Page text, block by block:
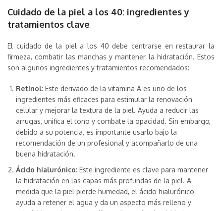
Cuidado de la piel a los 40: ingredientes y
tratamientos clave
El cuidado de la piel a los 40 debe centrarse en restaurar la
firmeza, combatir las manchas y mantener la hidratación. Estos
son algunos ingredientes y tratamientos recomendados:
Retinol: Este derivado de la vitamina A es uno de los
ingredientes más eficaces para estimular la renovación
celular y mejorar la textura de la piel. Ayuda a reducir las
arrugas, unifica el tono y combate la opacidad. Sin embargo,
debido a su potencia, es importante usarlo bajo la
recomendación de un profesional y acompañarlo de una
buena hidratación.
Ácido hialurónico: Este ingrediente es clave para mantener
la hidratación en las capas más profundas de la piel. A
medida que la piel pierde humedad, el ácido hialurónico
ayuda a retener el agua y da un aspecto más relleno y